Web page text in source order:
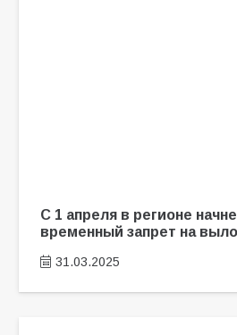
С 1 апреля в регионе
временный запрет на
31.03.2025